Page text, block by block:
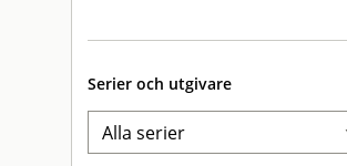
Serier och utgivare